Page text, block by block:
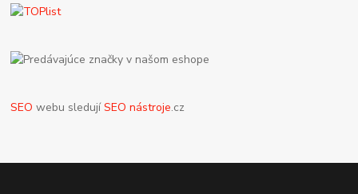
SEO webu sledujíSEO nástroje.cz